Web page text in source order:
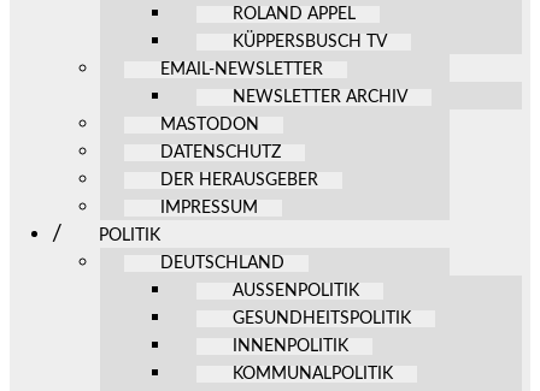
ROLAND APPEL
KÜPPERSBUSCH TV
EMAIL-NEWSLETTER
NEWSLETTER ARCHIV
MASTODON
DATENSCHUTZ
DER HERAUSGEBER
IMPRESSUM
POLITIK
DEUTSCHLAND
AUSSENPOLITIK
GESUNDHEITSPOLITIK
INNENPOLITIK
KOMMUNALPOLITIK